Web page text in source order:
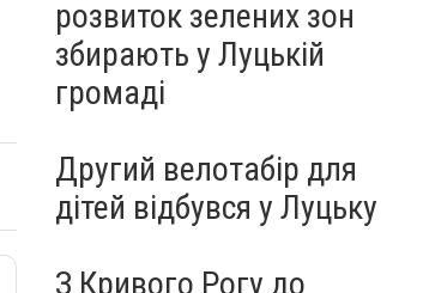
розвиток зелених зон
збирають у Луцькій
громаді
Другий велотабір для
дітей відбувся у Луцьку
З Кривого Рогу до